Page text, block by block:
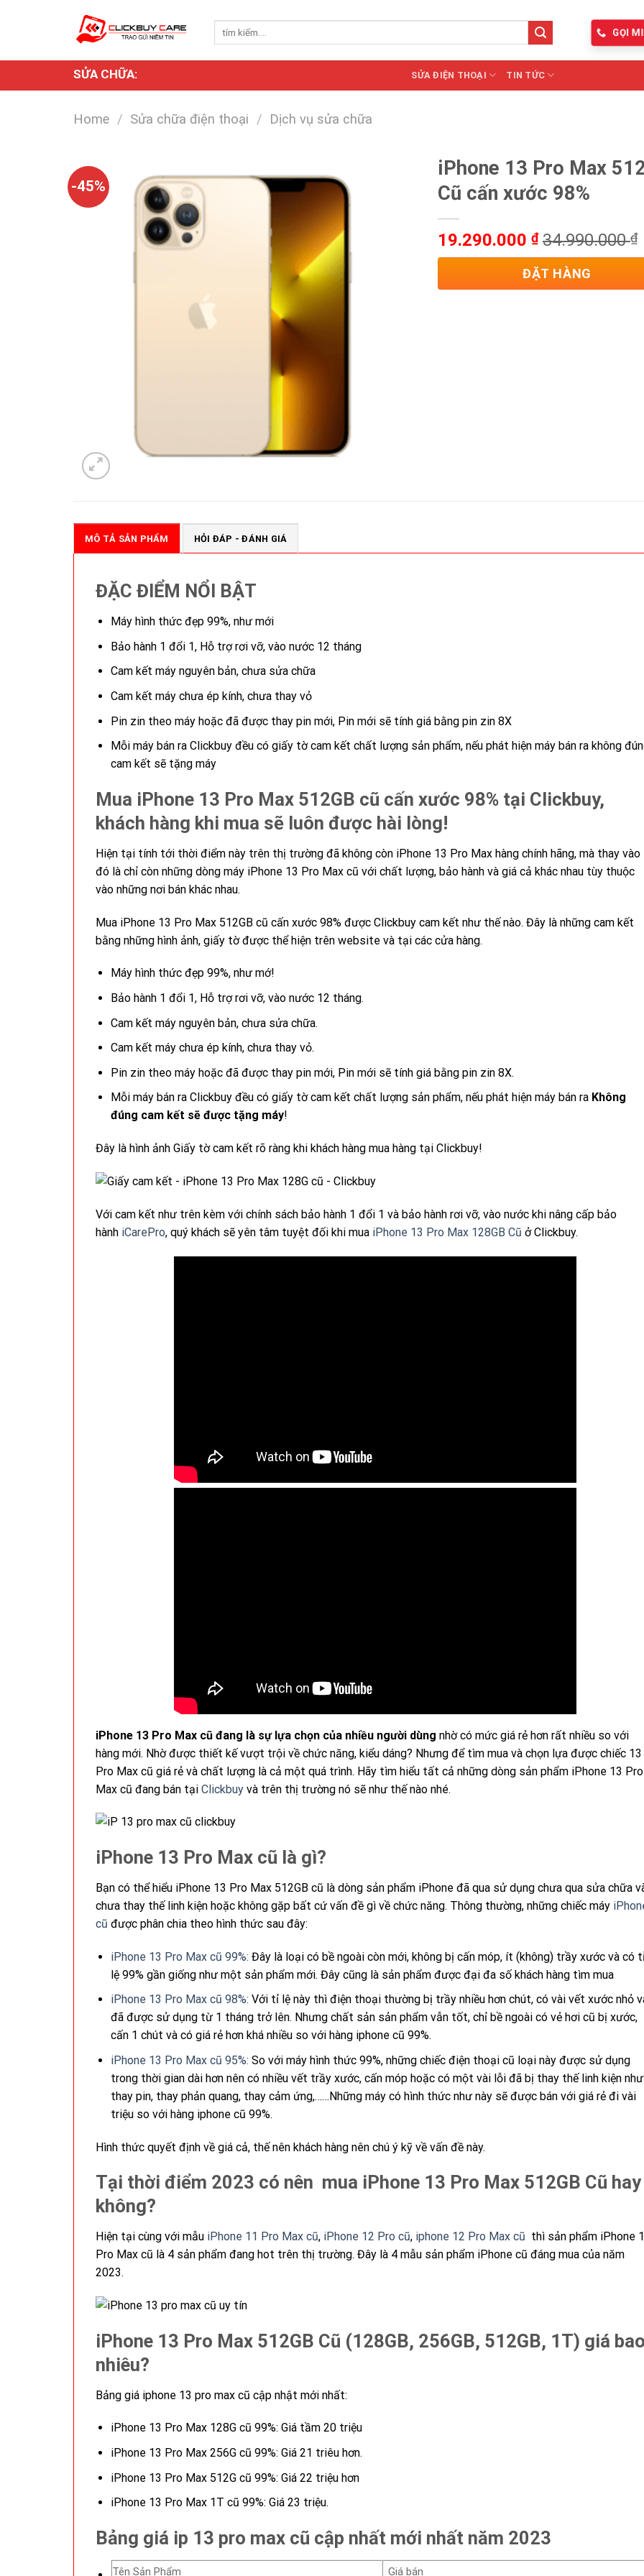
GỌI
SỬA CHỮA: SỬA ĐIỆN THOẠI TIN TỨC
Home / Sửa chữa điện thoại / Dịch vụ sửa chữa
-45%
iPhone 13 Pro Max
Cũ cấn xước 98%
19.290.000 ₫ 34.990.000₫
ĐẶT HÀNG
MÔ TẢ SẢN PHẨM HỎI ĐÁP - ĐÁNH GIÁ
ĐẶC ĐIỂM NỔI BẬT
Máy hình thức đẹp 99%, như mới
Bảo hành 1 đổi 1, Hỗ trợ rơi vỡ, vào nước 12 tháng
Cam kết máy nguyên bản, chưa sửa chữa
Cam kết máy chưa ép kính, chưa thay vỏ
Pin zin theo máy hoặc đã được thay pin mới, Pin mới sẽ tính giá bằng pin zin 8X
Mỗi máy bán ra Clickbuy đều có giấy tờ cam kết chất lượng sản phẩm, nếu phát hiện máy bán ra không
cam kết sẽ tặng máy
Mua iPhone 13 Pro Max 512GB cũ cấn xước 98% tại Clickbuy,
khách hàng khi mua sẽ luôn được hài lòng!
Hiện tại tính tới thời điểm này trên thị trường đã không còn iPhone 13 Pro Max hàng chính hãng, mà thay vào
đó là chỉ còn những dòng máy iPhone 13 Pro Max cũ với chất lượng, bảo hành và giá cả khác nhau tùy thuộc
vào những nơi bán khác nhau.
Mua iPhone 13 Pro Max 512GB cũ cấn xước 98% được Clickbuy cam kết như thế nào. Đây là những cam kết
bằng những hình ảnh, giấy tờ được thể hiện trên website và tại các cửa hàng.
Máy hình thức đẹp 99%, như mớ!
Bảo hành 1 đổi 1, Hỗ trợ rơi vỡ, vào nước 12 tháng.
Cam kết máy nguyên bản, chưa sửa chữa.
Cam kết máy chưa ép kính, chưa thay vỏ.
Pin zin theo máy hoặc đã được thay pin mới, Pin mới sẽ tính giá bằng pin zin 8X.
Mỗi máy bán ra Clickbuy đều có giấy tờ cam kết chất lượng sản phẩm, nếu phát hiện máy bán ra Không
đúng cam kết sẽ được tặng máy!
Đây là hình ảnh Giấy tờ cam kết rõ ràng khi khách hàng mua hàng tại Clickbuy!
Với cam kết như trên kèm với chính sách bảo hành 1 đổi 1 và bảo hành rơi vỡ, vào nước khi nâng cấp bảo
hành iCarePro, quý khách sẽ yên tâm tuyệt đối khi mua iPhone 13 Pro Max 128GB Cũ ở Clickbuy.
iPhone 13 Pro Max cũ đang là sự lựa chọn của nhiều người dùng nhờ có mức giá rẻ hơn rất nhiều so với
hàng mới. Nhờ được thiết kế vượt trội về chức năng, kiểu dáng? Nhưng để tìm mua và chọn lựa được chiếc 13
Pro Max cũ giá rẻ và chất lượng là cả một quá trình. Hãy tìm hiểu tất cả những dòng sản phẩm iPhone 13 Pro
Max cũ đang bán tại Clickbuy và trên thị trường nó sẽ như thế nào nhé.
iPhone 13 Pro Max cũ là gì?
Bạn có thể hiểu iPhone 13 Pro Max 512GB cũ là dòng sản phẩm iPhone đã qua sử dụng chưa qua sửa chữa
chưa thay thế linh kiện hoặc không gặp bất cứ vấn đề gì về chức năng. Thông thường, những chiếc máy
cũ được phân chia theo hình thức sau đây:
iPhone 13 Pro Max cũ 99%: Đây là loại có bề ngoài còn mới, không bị cấn móp, ít (không) trầy xước và có
lệ 99% gần giống như một sản phẩm mới. Đây cũng là sản phẩm được đại đa số khách hàng tìm mua
iPhone 13 Pro Max cũ 98%: Với tỉ lệ này thì điện thoại thường bị trầy nhiều hơn chút, có vài vết xước nhỏ
đã được sử dụng từ 1 tháng trở lên. Nhưng chất sản sản phẩm vẫn tốt, chỉ bề ngoài có vẻ hơi cũ bị xước,
cấn 1 chút và có giá rẻ hơn khá nhiều so với hàng iphone cũ 99%.
iPhone 13 Pro Max cũ 95%: So với máy hình thức 99%, những chiếc điện thoại cũ loại này được sử dụng
trong thời gian dài hơn nên có nhiều vết trầy xước, cấn móp hoặc có một vài lỗi đã bị thay thế linh kiện
thay pin, thay phản quang, thay cảm ứng,……Những máy có hình thức như này sẽ được bán với giá rẻ đi vài
triệu so với hàng iphone cũ 99%.
Hình thức quyết định về giá cả, thế nên khách hàng nên chú ý kỹ về vấn đề này.
Tại thời điểm 2023 có nên mua iPhone 13 Pro Max 512GB Cũ hay
không?
Hiện tại cùng với mẫu iPhone 11 Pro Max cũ, iPhone 12 Pro cũ, iphone 12 Pro Max cũ thì sản phẩm iPhone
Pro Max cũ là 4 sản phẩm đang hot trên thị trường. Đây là 4 mẫu sản phẩm iPhone cũ đáng mua của năm
2023.
iPhone 13 Pro Max 512GB Cũ (128GB, 256GB, 512GB, 1T) giá
nhiêu?
Bảng giá iphone 13 pro max cũ cập nhật mới nhất:
iPhone 13 Pro Max 128G cũ 99%: Giá tầm 20 triệu
iPhone 13 Pro Max 256G cũ 99%: Giá 21 triêu hơn.
iPhone 13 Pro Max 512G cũ 99%: Giá 22 triệu hơn
iPhone 13 Pro Max 1T cũ 99%: Giá 23 triệu.
Bảng giá ip 13 pro max cũ cập nhất mới nhất năm 2023
Tên Sản Phẩm Giá bán